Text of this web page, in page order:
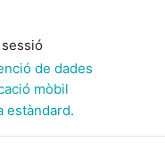
de dades
mòbil
estàndard.